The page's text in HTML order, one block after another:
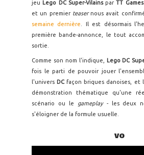
jeu Lego DC Super-VilainsparTT Games
et un premier teasernous avait
semaine dernière
. Il est désormais
première bande-annonce, le tout
sortie.
Comme son nom l'indique, Lego DC
fois le parti de pouvoir jouer
l'univers DC façon briques danoises, et
démonstration thématique qu'une
scénario ou le
gameplay- les deux
s'éloigner de la formule usuelle.
VO